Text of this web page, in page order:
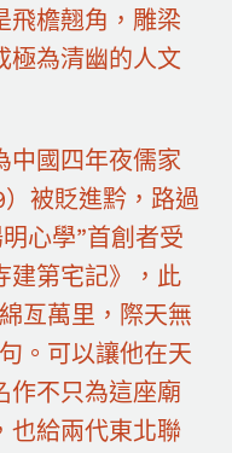
飛檐翹角，雕梁
極為清幽的人文
中國四年夜儒家
被貶進黔，路過
心學”首創者受
建第宅記》，此
亙萬里，際天無
。可以讓他在天
作不只為這座廟
也給兩代東北聯